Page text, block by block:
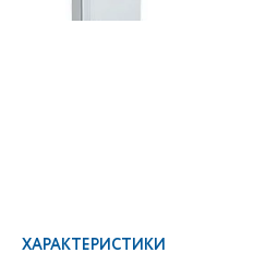
ХАРАКТЕРИСТИКИ